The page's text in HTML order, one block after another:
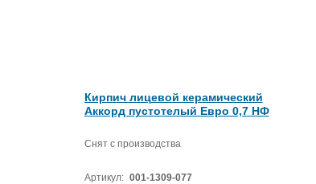
Кирпич лицевой керамический
Аккорд пустотелый Евро 0,7 НФ
Снят с производства
Артикул: 001-1309-077